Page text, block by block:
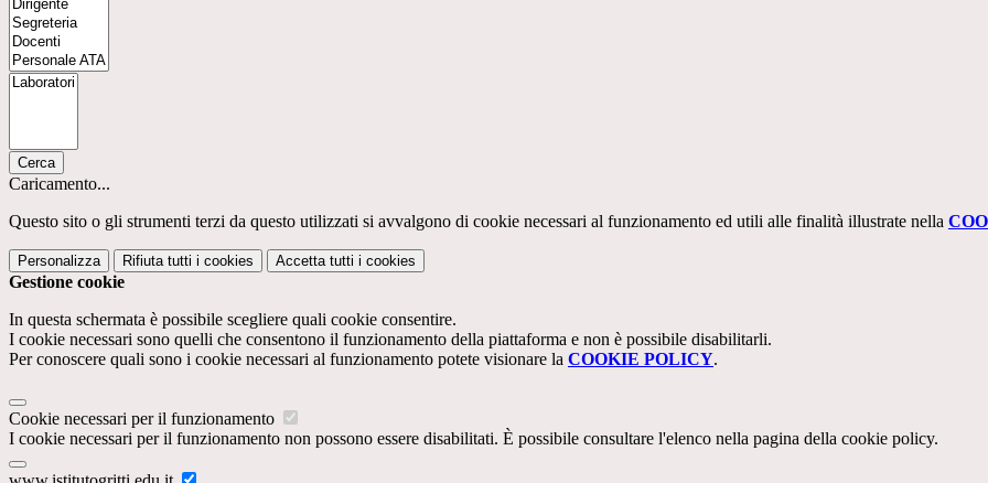
Cerca
Caricamento...
Questo sito o gli strumenti terzi da questo utilizzati si avvalgono di cookie necessari al funzionamento ed utili alle finalità illustrate nella
Personalizza Rifiuta tutti i cookies Accetta tutti i cookies
Gestione cookie
In questa schermata è possibile scegliere quali cookie consentire.
I cookie necessari sono quelli che consentono il funzionamento della piattaforma e non è possibile disabilitarli.
Per conoscere quali sono i cookie necessari al funzionamento potete visionare la COOKIE POLICY.
Cookie necessari per il funzionamento
I cookie necessari per il funzionamento non possono essere disabilitati. È possibile consultare l'elenco nella pagina della cookie policy.